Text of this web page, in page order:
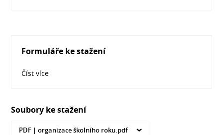
Formuláře ke stažení
Číst více
Soubory ke stažení
PDF |organizace školního roku.pdf